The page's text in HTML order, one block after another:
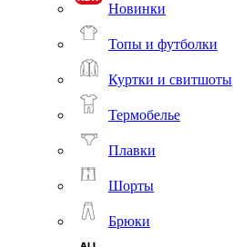
Новинки
Топы и футболки
Куртки и свитшоты
Термобелье
Плавки
Шорты
Брюки